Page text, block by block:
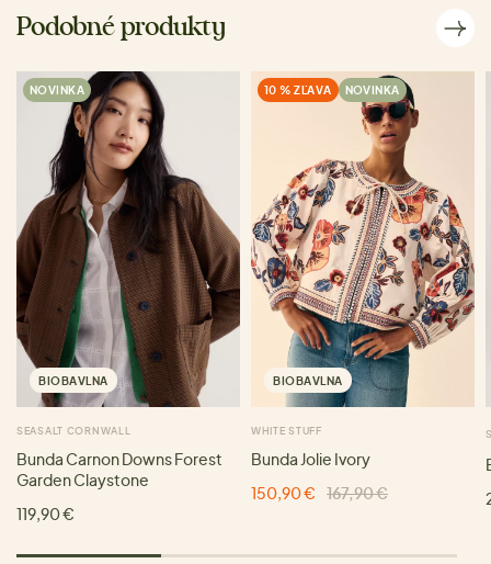
Podobné produkty
NOVINKA
BIOBAVLNA
SEASALT CORNWALL
Bunda Carnon Downs Forest
Garden Claystone
119,90 €
10 % ZĽAVA NOVINKA
BIOBAVLNA
WHITE STUFF
Bunda Jolie Ivory
150,90 €
167,90 €